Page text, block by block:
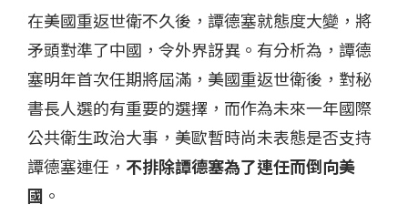
在美國重返世衛不久後，譚德塞就態度大變，將
矛頭對準了中國，令外界訝異。有分析為，譚德
塞明年首次任期將屆滿，美國重返世衛後，對秘
書長人選的有重要的選擇，而作為未來一年國際
公共衛生政治大事，美歐暫時尚未表態是否支持
譚德塞連任， 不排除譚德塞為了連任而倒向美
國 。